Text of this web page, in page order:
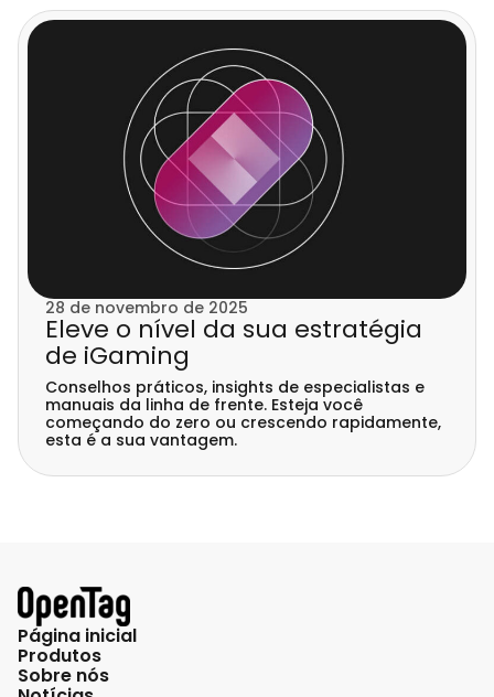
28 de novembro de 2025
Eleve o nível da sua estratégia
de iGaming
Conselhos práticos, insights de especialistas e
manuais da linha de frente. Esteja você
começando do zero ou crescendo rapidamente,
esta é a sua vantagem.
Página inicial
Produtos
Sobre nós